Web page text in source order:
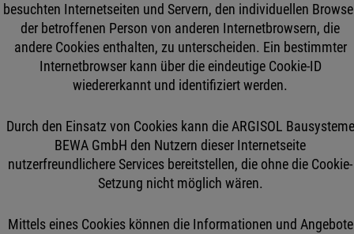
besuchten Internetseiten und Servern, den individuellen
der betroffenen Person von anderen Internetbrowsern, die
andere Cookies enthalten, zu unterscheiden. Ein bestimmter
Internetbrowser kann über die eindeutige Cookie-ID
wiedererkannt und identifiziert werden.
Durch den Einsatz von Cookies kann die ARGISOL Bausysteme
BEWA GmbH den Nutzern dieser Internetseite
nutzerfreundlichere Services bereitstellen, die ohne die Cookie-
Setzung nicht möglich wären.
Mittels eines Cookies können die Informationen und Angebote